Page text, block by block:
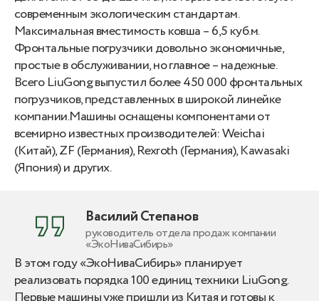
современным экологическим стандартам.
Максимальная вместимость ковша – 6,5 куб.м.
Фронтальные погрузчики довольно экономичные,
простые в обслуживании, но главное – надежные.
Всего LiuGong выпустил более 450 000 фронтальных
погрузчиков, представленных в широкой линейке
компании.Машины оснащены компонентами от
всемирно известных производителей: Weichai
(Китай), ZF (Германия), Rexroth (Германия), Kawasaki
(Япония) и других.
В этом году «ЭкоНиваСибирь» планирует
реализовать порядка 100 единиц техники LiuGong.
Первые машины уже пришли из Китая и готовы к
Василий Степанов
руководитель отдела продаж компании
«ЭкоНиваСибирь»